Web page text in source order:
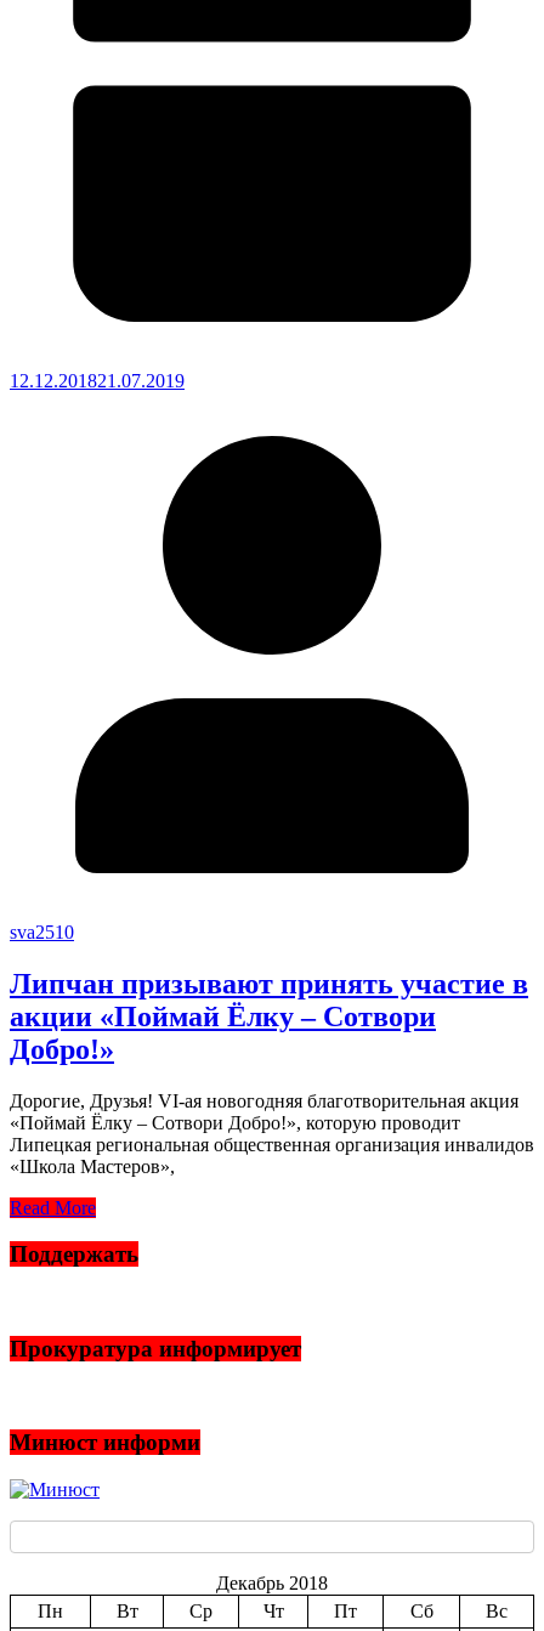
12.12.201821.07.2019
sva2510
Липчан призывают принять участие в
акции «Поймай Ёлку – Сотвори
Добро!»
Дорогие, Друзья! VI-ая новогодняя благотворительная акция
«Поймай Ёлку – Сотвори Добро!», которую проводит
Липецкая региональная общественная организация инвалидов
«Школа Мастеров»,
Read More
Поддержать
Прокуратура информирует
Минюст информи
Декабрь 2018
Пн
Вт Ср Чт Пт Сб Вс